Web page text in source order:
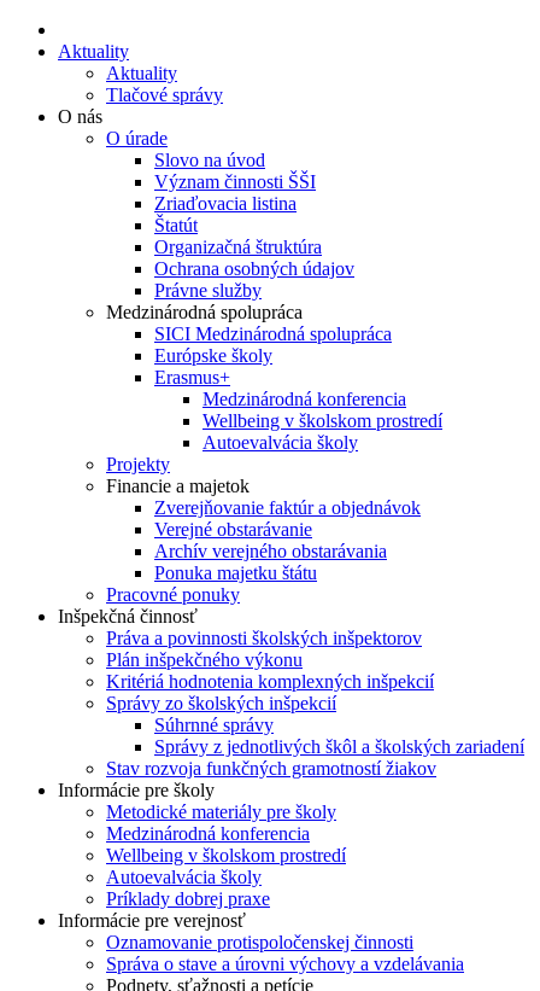
Aktuality
Aktuality
Tlačové správy
O nás
O úrade
Slovo na úvod
Význam činnosti ŠŠI
Zriaďovacia listina
Štatút
Organizačná štruktúra
Ochrana osobných údajov
Právne služby
Medzinárodná spolupráca
SICI Medzinárodná spolupráca
Európske školy
Erasmus+
Medzinárodná konferencia
Wellbeing v školskom prostredí
Autoevalvácia školy
Projekty
Financie a majetok
Zverejňovanie faktúr a objednávok
Verejné obstarávanie
Archív verejného obstarávania
Ponuka majetku štátu
Pracovné ponuky
Inšpekčná činnosť
Práva a povinnosti školských inšpektorov
Plán inšpekčného výkonu
Kritériá hodnotenia komplexných inšpekcií
Správy zo školských inšpekcií
Súhrnné správy
Správy z jednotlivých škôl a školských zariadení
Stav rozvoja funkčných gramotností žiakov
Informácie pre školy
Metodické materiály pre školy
Medzinárodná konferencia
Wellbeing v školskom prostredí
Autoevalvácia školy
Príklady dobrej praxe
Informácie pre verejnosť
Oznamovanie protispoločenskej činnosti
Správa o stave a úrovni výchovy a vzdelávania
Podnety, sťažnosti a petície